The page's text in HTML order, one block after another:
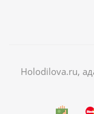
Holodilova.ru,